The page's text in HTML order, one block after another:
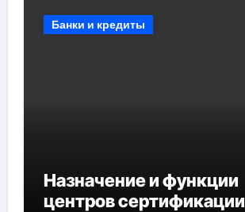
Банки и кредиты
Назначение и функции
центров сертификации